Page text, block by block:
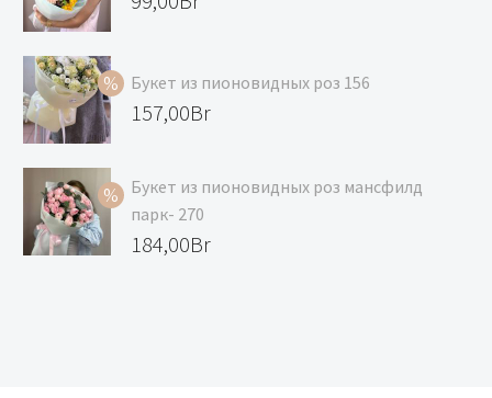
119,00Br.
99,00Br.
Букет из пионовидных роз 156
Первоначальная
составляла
168,00Br.
157,00Br
цена:
157,00Br.
Букет из пионовидных роз мансфилд
парк- 270
Первоначальная
184,00Br